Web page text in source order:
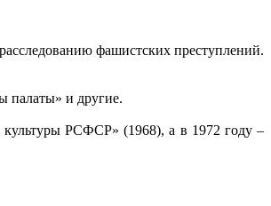
фашистских преступлений.
палаты» и другие.
РСФСР» (1968), а в 1972 году –